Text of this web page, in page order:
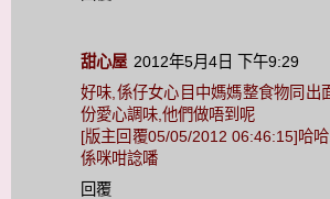
甜心屋 2012年5月4日 下午9:29
好味,係仔女心目中媽媽整食物同出
份愛心調味,他們做唔到呢
[版主回覆05/05/2012 06:46:15]哈
係咪咁諗噃
回覆